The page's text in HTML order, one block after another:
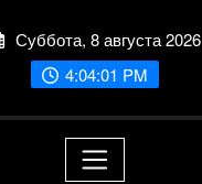
Суббота, 8 августа 2026
4:04:02 PM